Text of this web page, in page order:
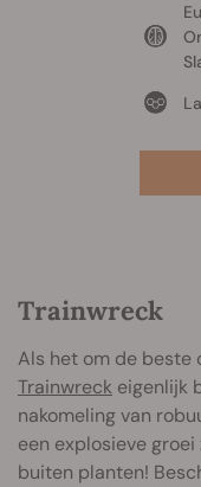
Trainwreck
Als het om de beste
Trainwreck eigenlijk
nakomeling van
een explosieve
buiten planten!